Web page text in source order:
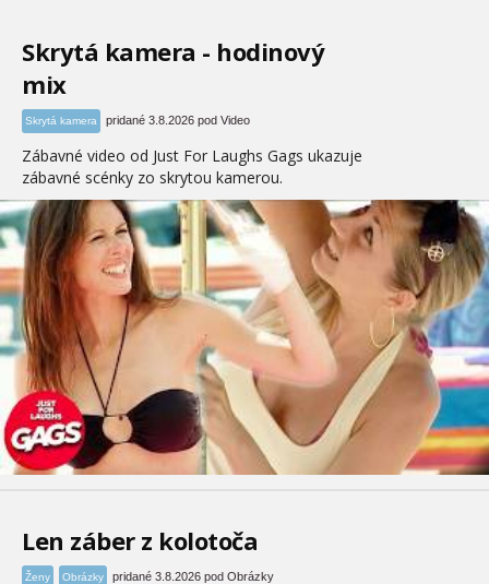
Skrytá kamera - hodinový
mix
Skrytá kamera pridané 3.8.2026 pod Video
Zábavné video od Just For Laughs Gags ukazuje
zábavné scénky zo skrytou kamerou.
Len záber z kolotoča
Ženy Obrázky pridané 3.8.2026 pod Obrázky